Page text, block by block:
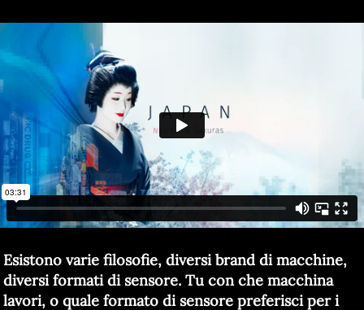
Esistono varie filosofie, diversi brand di macchine,
diversi formati di sensore. Tu con che macchina
lavori, o quale formato di sensore preferisci per i